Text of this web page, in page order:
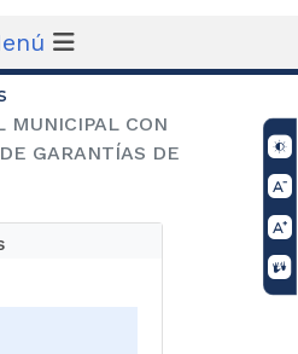
MUNICIPAL CON
GARANTÍAS DE